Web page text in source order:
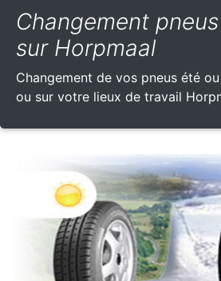
Changement
sur Horpmaal
Changement de vos pneus été
ou sur votre lieux de travail